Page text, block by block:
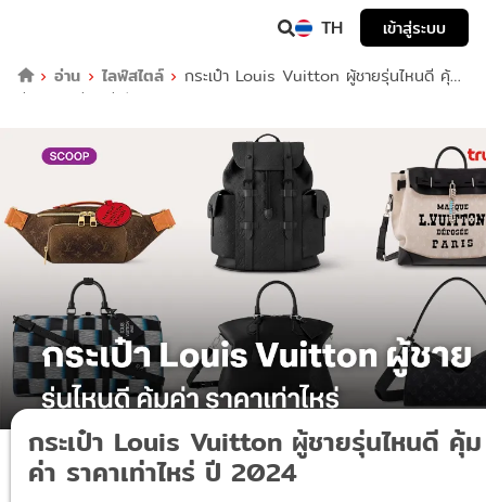
TH
เข้าสู่ระบบ
อ่าน
ไลฟ์สไตล์
กระเป๋า Louis Vuitton ผู้ชายรุ่นไหนดี คุ้ม
ค่า ราคาเท่าไหร่ ปี 2024
กระเป๋า Louis Vuitton ผู้ชายรุ่นไหนดี คุ้ม
ค่า ราคาเท่าไหร่ ปี 2024